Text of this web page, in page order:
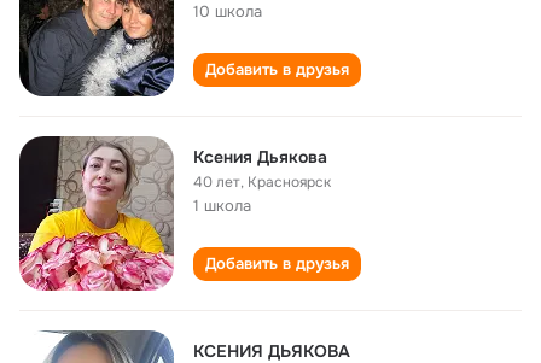
10 школа
Добавить в друзья
Ксения Дьякова
40 лет, Красноярск
1 школа
Добавить в друзья
КСЕНИЯ ДЬЯКОВА